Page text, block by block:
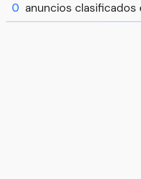
0 anuncios clasificados